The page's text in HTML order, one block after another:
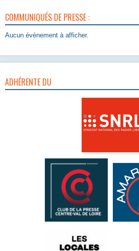
COMMUNIQUÉS DE PRESSE :
Aucun évènement à afficher.
ADHÉRENTE DU